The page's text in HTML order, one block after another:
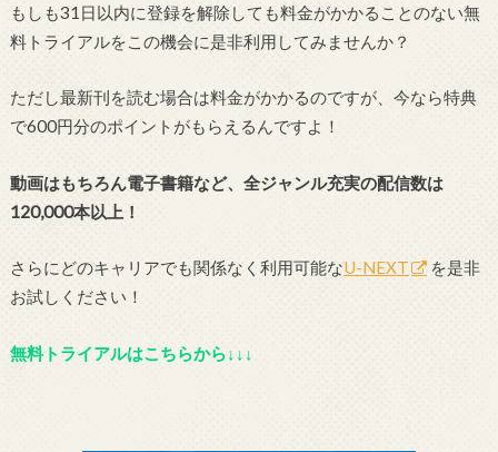
もしも31日以内に登録を解除しても料金がかかることのない無
料トライアルをこの機会に是非利用してみませんか？
ただし最新刊を読む場合は料金がかかるのですが、今なら特典
で600円分のポイントがもらえるんですよ！
動画はもちろん電子書籍など、全ジャンル充実の配信数は
120,000本以上！
さらにどのキャリアでも関係なく利用可能なU-NEXT
を是非
お試しください！
無料トライアルはこちらから↓↓↓